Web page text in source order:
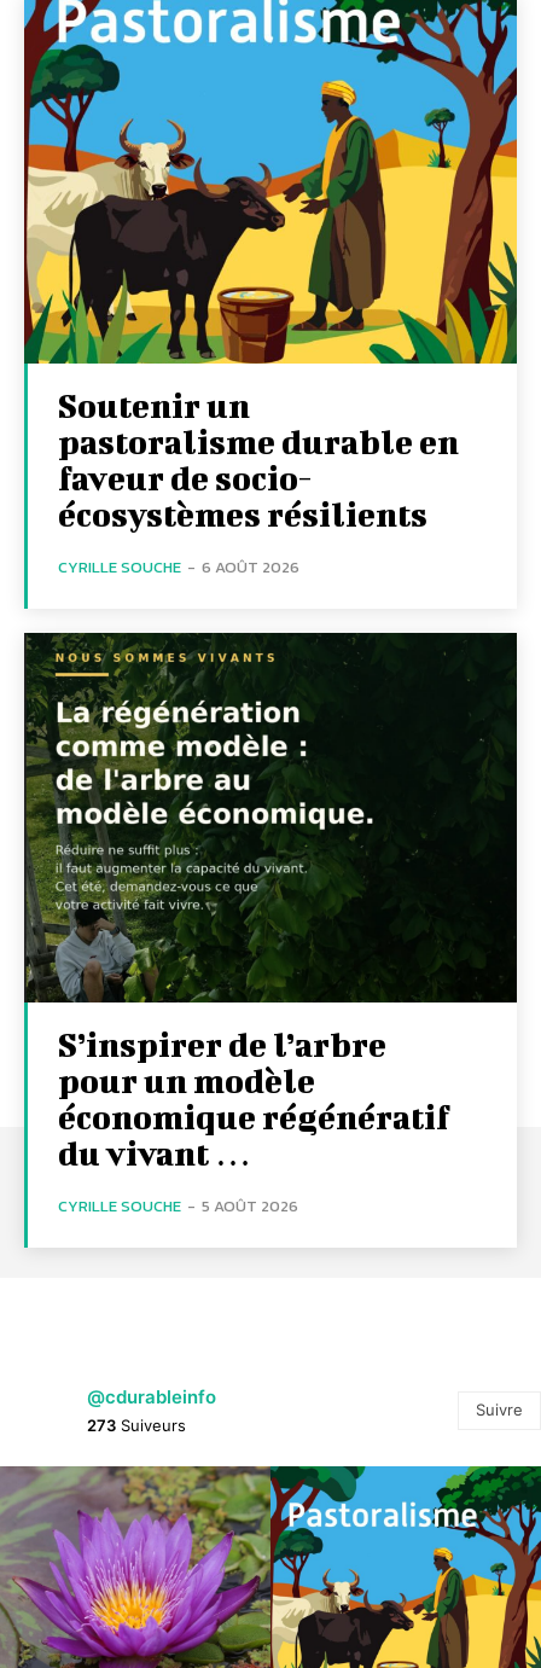
Soutenir un
pastoralisme durable en
faveur de socio-
écosystèmes résilients
CYRILLE SOUCHE - 6 AOÛT 2026
S’inspirer de l’arbre
pour un modèle
économique régénératif
du vivant …
CYRILLE SOUCHE - 5 AOÛT 2026
@cdurableinfo
273 Suiveurs
Suivre